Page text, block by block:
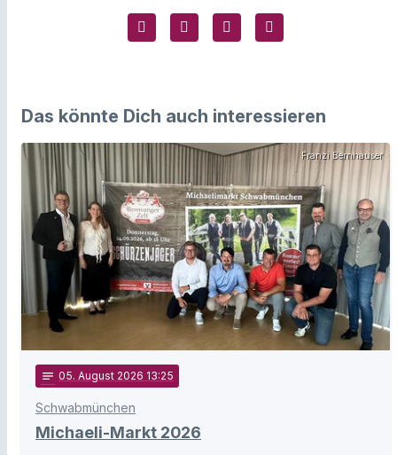
Das könnte Dich auch interessieren
Franzi Bernhauser
notes 05. August 2026 13:25
Schwabmünchen
Michaeli-Markt 2026